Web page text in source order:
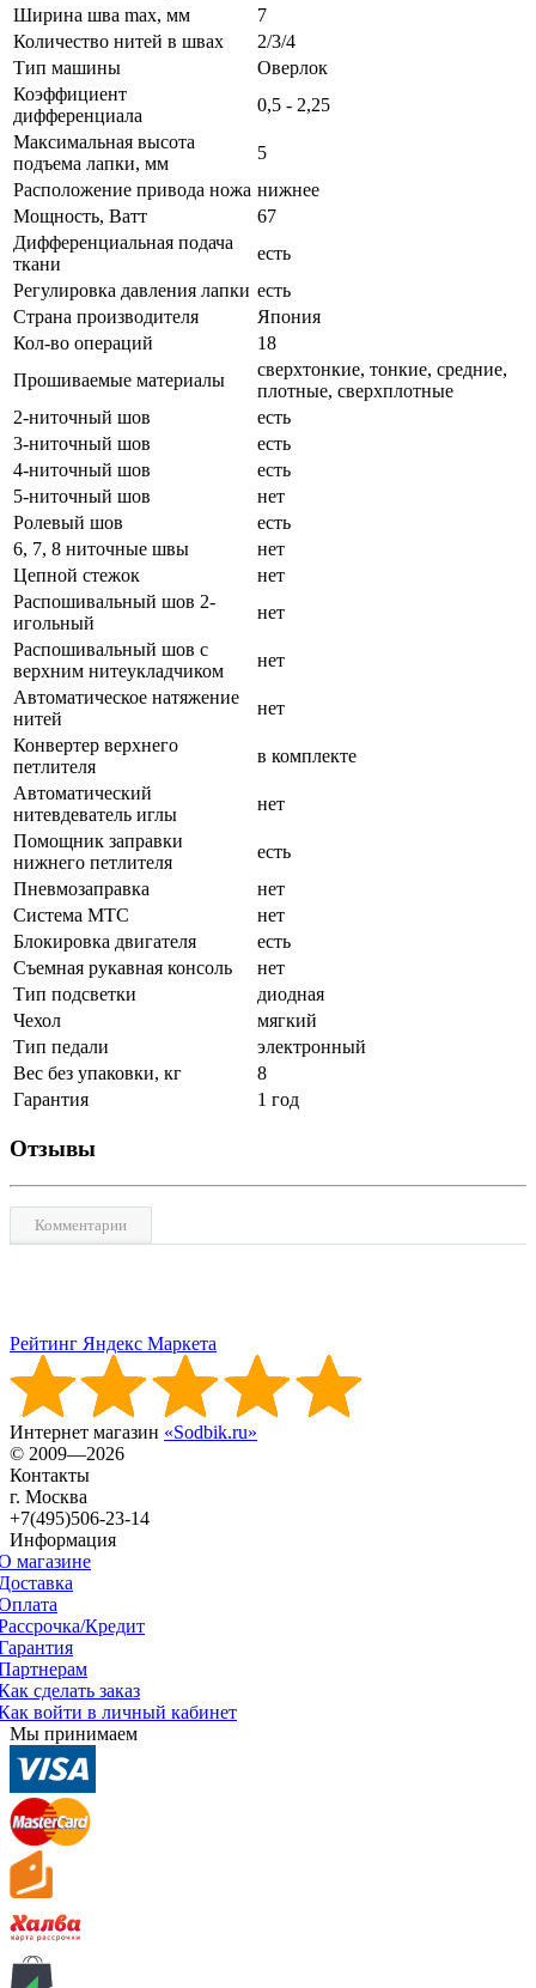
Ширина шва max, мм
7
Количество нитей в швах
2/3/4
Тип машины
Оверлок
Коэффициент
дифференциала
0,5 - 2,25
Максимальная высота
подъема лапки, мм
5
Расположение привода ножа нижнее
Мощность, Ватт
67
Дифференциальная подача
ткани
есть
Регулировка давления лапки есть
Страна производителя
Япония
Кол-во операций
18
Прошиваемые материалы
сверхтонкие, тонкие, средние,
плотные, сверхплотные
2-ниточный шов
есть
3-ниточный шов
есть
4-ниточный шов
есть
5-ниточный шов
нет
Ролевый шов
есть
6, 7, 8 ниточные швы
нет
Цепной стежок
нет
Распошивальный шов 2-
игольный
нет
Распошивальный шов с
верхним нитеукладчиком
нет
Автоматическое натяжение
нитей
нет
Конвертер верхнего
петлителя
в комплекте
Автоматический
нитевдеватель иглы
нет
Помощник заправки
нижнего петлителя
есть
Пневмозаправка
нет
Система MTC
нет
Блокировка двигателя
есть
Съемная рукавная консоль
нет
Тип подсветки
диодная
Чехол
мягкий
Тип педали
электронный
Вес без упаковки, кг
8
Гарантия
1 год
Отзывы
Комментарии
Рейтинг Яндекс Маркета
Интернет магазин «Sodbik.ru»
© 2009—2026
Контакты
г. Москва
+7(495)506-23-14
Информация
магазине
Кредит
сделать заказ
войти в личный кабинет
Мы принимаем